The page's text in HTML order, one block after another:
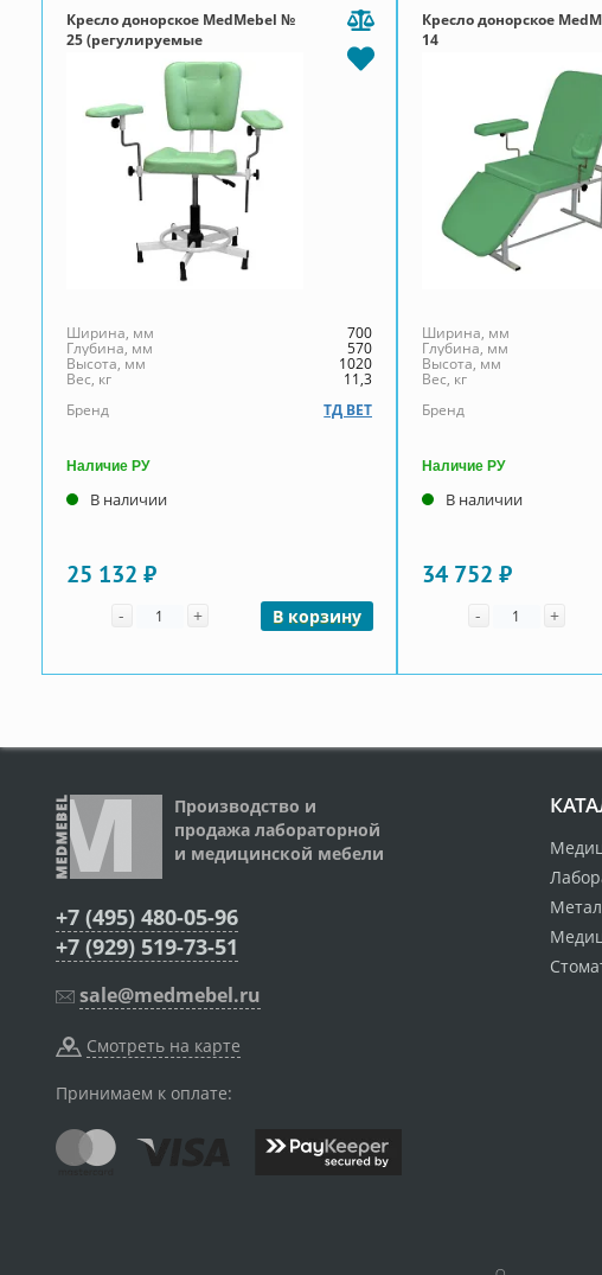
Кресло донорское MedMebel №
25 (регулируемые
подлокотники)
Ширина, мм 700
Глубина, мм 570
Высота, мм 1020
Вес, кг
11,3
Бренд
ТД ВЕТ
Наличие РУ
В наличии
25 132 ₽
- Количество
+ В корзину
Кресло донорское
14
Ширина, мм
Глубина, мм
Высота, мм
Вес, кг
Бренд
Наличие РУ
В наличии
34 752 ₽
- Количество
+
Производство и
продажа лабораторной
и медицинской мебели
+7 (495) 480-05-96
+7 (929) 519-73-51
sale@medmebel.ru
Смотреть на карте
Принимаем к оплате: